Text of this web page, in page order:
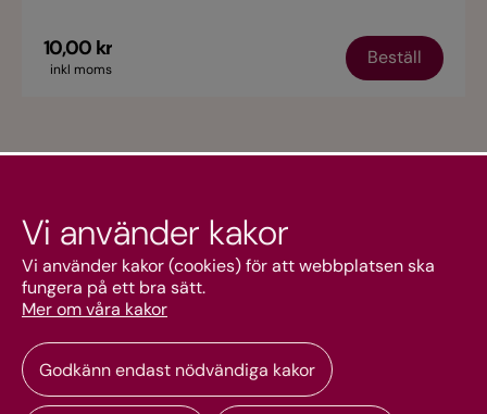
10,00 kr
inkl moms
Beställ
Kundtjänst
Mitt konto
Vi använder kakor
Vi använder kakor (cookies) för att webbplatsen ska
fungera på ett bra sätt.
Mer om våra kakor
Godkänn endast nödvändiga kakor